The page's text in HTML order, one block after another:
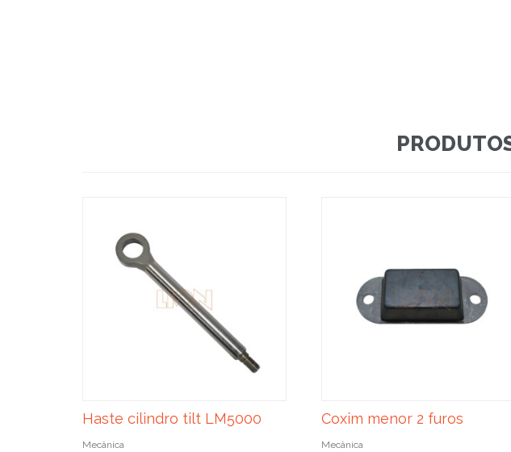
Haste cilindro tilt LM5000
Mecânica
Coxim menor 2 furos
Mecânica